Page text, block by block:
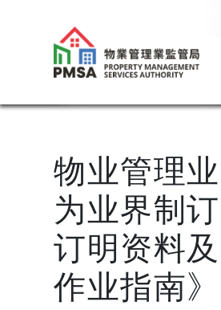
物业管理
为业界制
订明资料
作业指南》